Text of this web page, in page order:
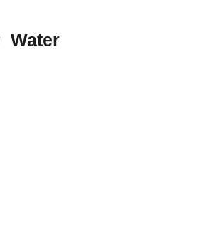
Water